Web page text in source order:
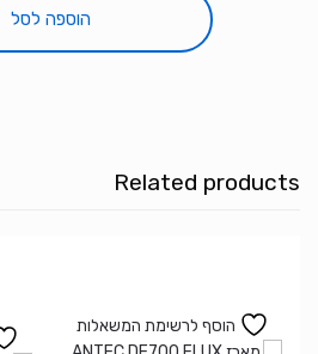
לכרטיס
הוספה לסל
Related products
הוסף לרשימת המשאלות